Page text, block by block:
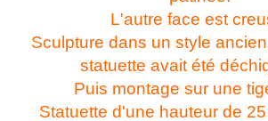
L'autre face est
Sculpture dans un style
statuette avait été
Puis montage sur une
Statuette d'une hauteur de